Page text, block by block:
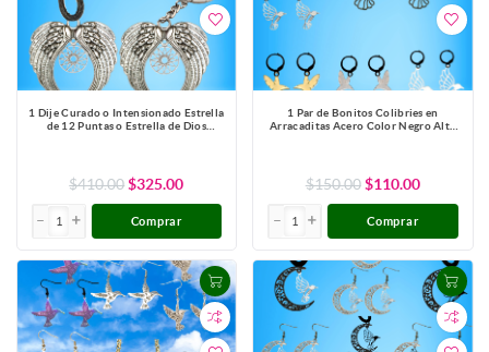
1 Dije Curado o Intensionado Estrella
de 12 Puntas o Estrella de Dios
Collar-X1-Lopi
$410.00 $325.00
Comprar
1 Par de Bonitos Colibries en
Arracaditas Acero Color Negro Alta
$150.00 $110.00
Comprar